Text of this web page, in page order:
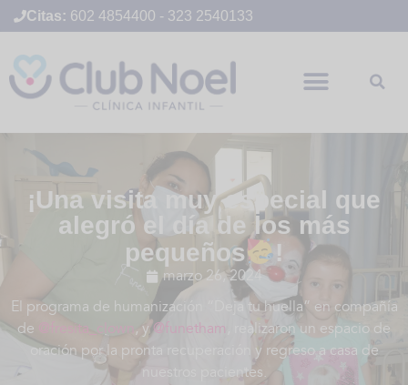
Citas: 602 4854400 - 323 2540133
¡Una visita muy especial que
alegró el día de los más
pequeños
!
marzo 26, 2024
El programa de humanización “Deja tu huella” en compañía
de
@fresita_clown , y@funetham , realizaron un espacio de
oración por la pronta recuperación y regreso a casa de
nuestros pacientes.